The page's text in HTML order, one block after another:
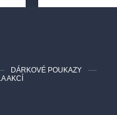
DÁRKOVÉ POUKAZY
AKCÍ